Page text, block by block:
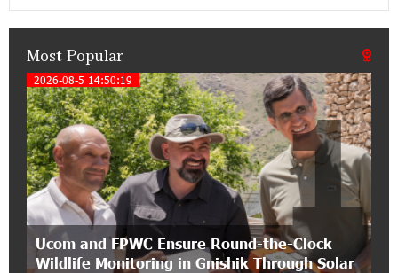
15:47:51 9-07-2026
A little corner of France in Hrazdan, with the
partnership of Converse SME
17:31:55 8-07-2026
Idram is the general partner of the "Towards
Conscious Parenting 2026" annual conference
12:40:22 8-07-2026
Polytechnic University Graduation Ceremony
Held with the Support of Unibank
Most Popular
2026-08-5 14:50:19
Ucom and FPWC Ensure Round-the-Clock
Wildlife Monitoring in Gnishik Through Solar
1